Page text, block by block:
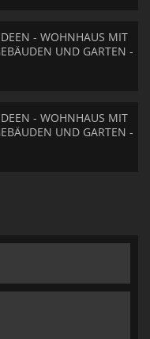
- WOHNHAUS MIT
UND GARTEN -
- WOHNHAUS MIT
UND GARTEN -